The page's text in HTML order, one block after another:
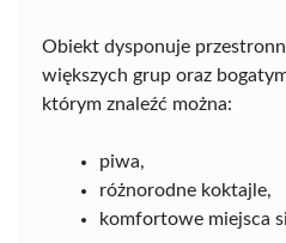
Obiekt dysponuje
większych grup oraz
którym znaleźć można:
piwa,
różnorodne koktajle,
komfortowe miejsca